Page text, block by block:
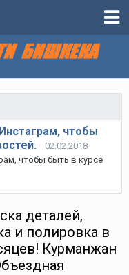
чтобы
02.02.2018
чтобы быть в курсе
деталей,
и полировка в
Курманжан